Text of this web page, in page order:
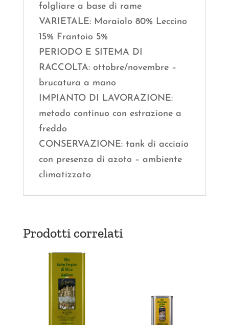
folgliare a base di rame
VARIETALE: Moraiolo 80% Leccino
15% Frantoio 5%
PERIODO E SITEMA DI
RACCOLTA: ottobre/novembre –
brucatura a mano
IMPIANTO DI LAVORAZIONE:
metodo continuo con estrazione a
freddo
CONSERVAZIONE: tank di acciaio
con presenza di azoto – ambiente
climatizzato
Prodotti correlati